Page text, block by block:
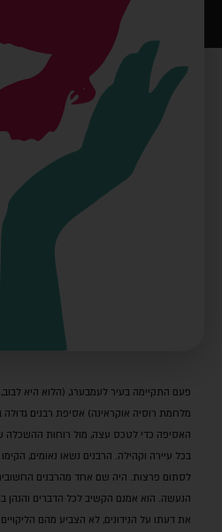
פעם התקיימה בעיר לעמבערג, (הלוא היא
מלחמת רוסיה אוקראינה) אסיפת רבנים גדולה
האסיפה כדי לטכס עצה, מול רוחות ההשכלה
בכל עיירה וקהילה. הרבנים נשאו נאומים,
לסתום פרצות. היה שם אחד מהרבנים
הנעשה. הוא אמנם הקשיב לכל הדברים והנהן
את דעתו על הנידונים, לא הצביע מהם